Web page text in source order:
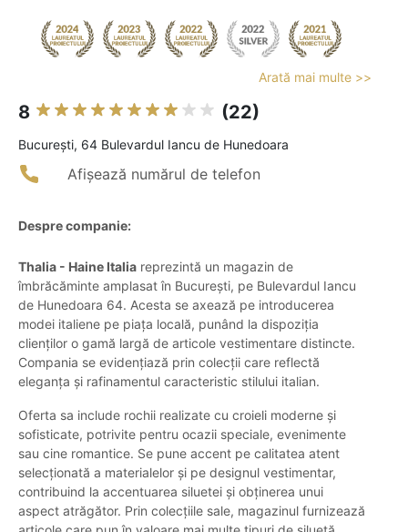
Arată mai multe >>
8 (22)
Bucureşti, 64 Bulevardul Iancu de Hunedoara
Afișează numărul de telefon
Despre companie:
Thalia - Haine Italia reprezintă un magazin de
îmbrăcăminte amplasat în București, pe Bulevardul Iancu
de Hunedoara 64. Acesta se axează pe introducerea
modei italiene pe piața locală, punând la dispoziția
clienților o gamă largă de articole vestimentare distincte.
Compania se evidențiază prin colecții care reflectă
eleganța și rafinamentul caracteristic stilului italian.
Oferta sa include rochii realizate cu croieli moderne și
sofisticate, potrivite pentru ocazii speciale, evenimente
sau cine romantice. Se pune accent pe calitatea atent
selecționată a materialelor și pe designul vestimentar,
contribuind la accentuarea siluetei și obținerea unui
aspect atrăgător. Prin colecțiile sale, magazinul furnizează